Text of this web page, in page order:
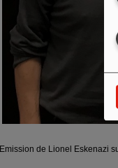
Emission de Lionel Eskenazi